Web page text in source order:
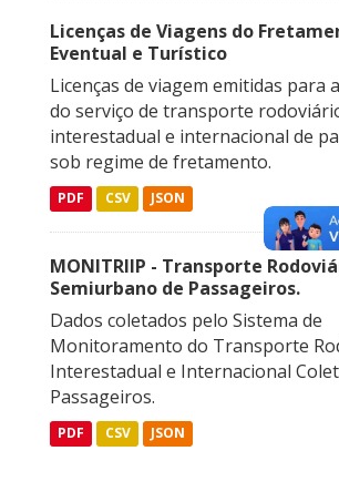
Licenças de Viagens do
Eventual e Turístico
Licenças de viagem emitidas para
do serviço de transporte
interestadual e internacional de
sob regime de fretamento.
PDF CSV JSON
MONITRIIP - Transporte
Semiurbano de Passageiros.
Dados coletados pelo Sistema de
Monitoramento do Transporte
Interestadual e Internacional
Passageiros.
PDF CSV JSON